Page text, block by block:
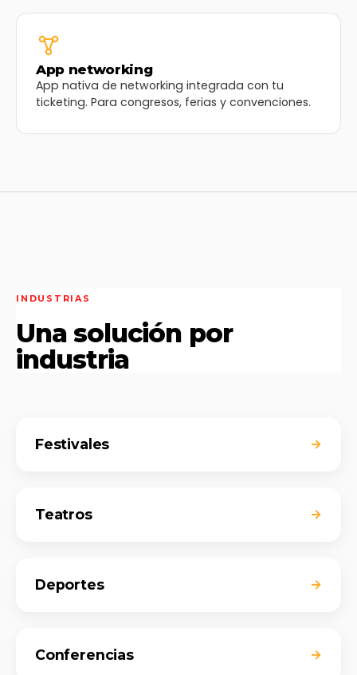
App networking
App nativa de networking integrada con tu
ticketing. Para congresos, ferias y convenciones.
INDUSTRIAS
Una solución por
industria
Festivales →
Teatros →
Deportes →
Conferencias →